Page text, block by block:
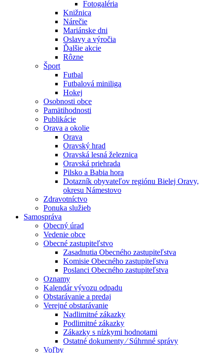
Fotogaléria
Knižnica
Nárečie
Mariánske dni
Oslavy a výročia
Ďalšie akcie
Rôzne
Šport
Futbal
Futbalová miniliga
Hokej
Osobnosti obce
Pamätihodnosti
Publikácie
Orava a okolie
Orava
Oravský hrad
Oravská lesná železnica
Oravská priehrada
Pilsko a Babia hora
Dotazník obyvateľov regiónu Bielej Oravy,
okresu Námestovo
Zdravotníctvo
Ponuka služieb
Samospráva
Obecný úrad
Vedenie obce
Obecné zastupiteľstvo
Zasadnutia Obecného zastupiteľstva
Komisie Obecného zastupiteľstva
Poslanci Obecného zastupiteľstva
Oznamy
Kalendár vývozu odpadu
Obstarávanie a predaj
Verejné obstarávanie
Nadlimitné zákazky
Podlimitné zákazky
Zákazky s nízkymi hodnotami
Ostatné dokumenty ⁄ Súhrnné správy
Voľby